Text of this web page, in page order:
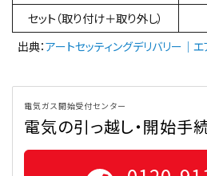
セット（取り付け＋取り外し）
出典：アートセッティングデリバリー｜
電気ガス開始受付センター
電気の引っ越し・開始手